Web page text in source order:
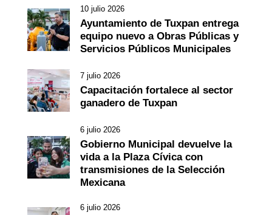
10 julio 2026
Ayuntamiento de Tuxpan entrega
equipo nuevo a Obras Públicas y
Servicios Públicos Municipales
7 julio 2026
Capacitación fortalece al sector
ganadero de Tuxpan
6 julio 2026
Gobierno Municipal devuelve la
vida a la Plaza Cívica con
transmisiones de la Selección
Mexicana
6 julio 2026